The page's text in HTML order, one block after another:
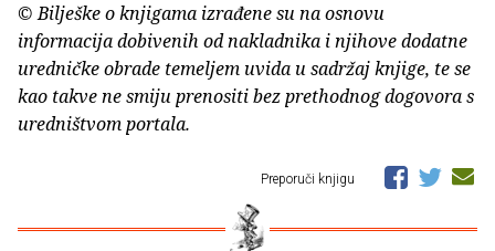
© Bilješke o knjigama izrađene su na osnovu
informacija dobivenih od nakladnika i njihove dodatne
uredničke obrade temeljem uvida u sadržaj knjige, te se
kao takve ne smiju prenositi bez prethodnog dogovora s
uredništvom portala.
Preporuči knjigu